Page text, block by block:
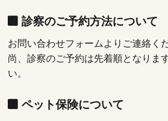
診察のご予約方法について
お問い合わせフォームよりご連絡く
尚、診察のご予約は先着順となりま
い。
ペット保険について